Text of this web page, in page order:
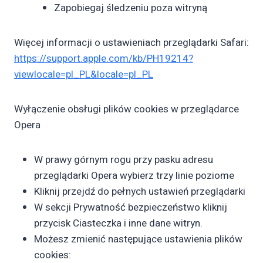
Zapobiegaj śledzeniu poza witryną
Więcej informacji o ustawieniach przeglądarki Safari:
https://support.apple.com/kb/PH19214?
viewlocale=pl_PL&locale=pl_PL
Wyłączenie obsługi plików cookies w przeglądarce
Opera
W prawy górnym rogu przy pasku adresu
przeglądarki Opera wybierz trzy linie poziome
Kliknij przejdź do pełnych ustawień przeglądarki
W sekcji Prywatność bezpieczeństwo kliknij
przycisk Ciasteczka i inne dane witryn.
Możesz zmienić następujące ustawienia plików
cookies: